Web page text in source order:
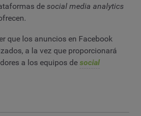
de social media analytics
que los anuncios en Facebook
a la vez que proporcionará
a los equipos de social